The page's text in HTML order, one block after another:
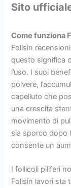
Sito
Come funziona
Folisin
questo significa
l’uso. I suoi
polvere,
capelluto che
una crescita
movimento di
sia sporco dopo
consente un
I follicoli piliferi
Folisin lavori sta